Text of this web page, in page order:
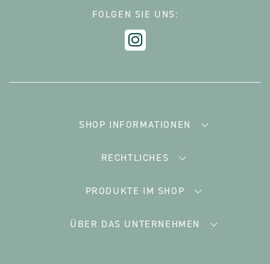
FOLGEN SIE UNS:
SHOP INFORMATIONEN
RECHTLICHES
PRODUKTE IM SHOP
ÜBER DAS UNTERNEHMEN